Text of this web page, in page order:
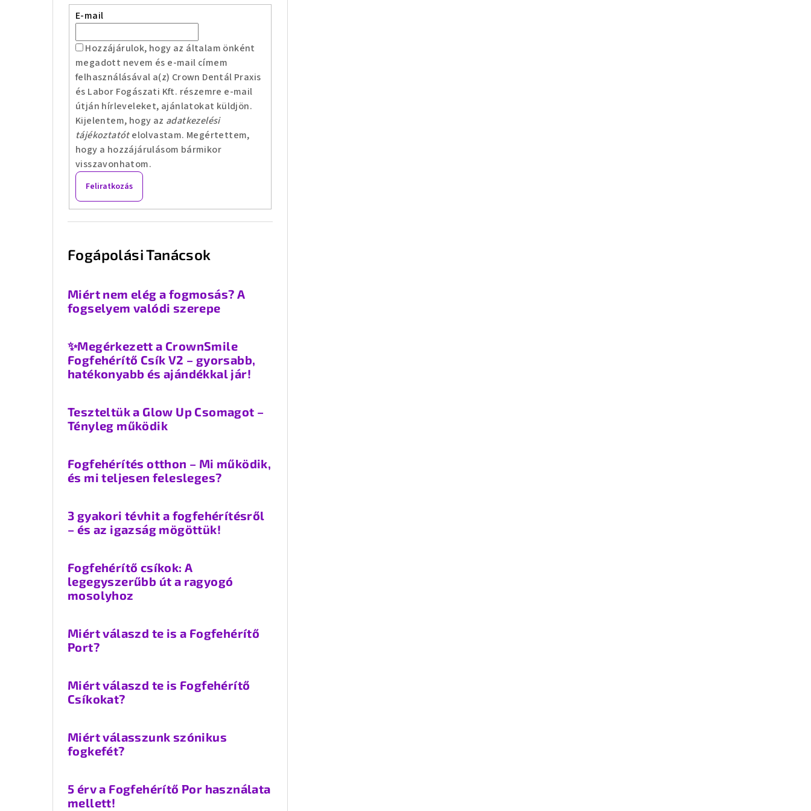
E-mail
Hozzájárulok, hogy az általam önként
megadott nevem és e-mail címem
felhasználásával a(z) Crown Dentál Praxis
és Labor Fogászati Kft. részemre e-mail
útján hírleveleket, ajánlatokat küldjön.
Kijelentem, hogy az adatkezelési
tájékoztatótelolvastam. Megértettem,
hogy a hozzájárulásom bármikor
visszavonhatom.
Feliratkozás
Fogápolási Tanácsok
Miért nem elég a fogmosás? A
fogselyem valódi szerepe
✨Megérkezett a CrownSmile
Fogfehérítő Csík V2 – gyorsabb,
hatékonyabb és ajándékkal jár!
Teszteltük a Glow Up Csomagot –
Tényleg működik
Fogfehérítés otthon – Mi működik,
és mi teljesen felesleges?
3 gyakori tévhit a fogfehérítésről
– és az igazság mögöttük!
Fogfehérítő csíkok: A
legegyszerűbb út a ragyogó
mosolyhoz
Miért válaszd te is a Fogfehérítő
Port?
Miért válaszd te is Fogfehérítő
Csíkokat?
Miért válasszunk szónikus
fogkefét?
5 érv a Fogfehérítő Por használata
mellett!